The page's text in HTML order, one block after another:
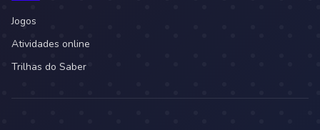
Jogos
Atividades online
Trilhas do Saber